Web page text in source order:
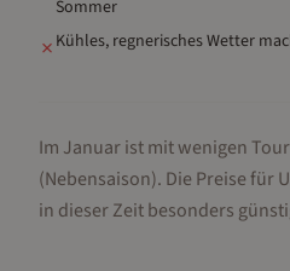
Sommer
✗ Kühles, regnerisches Wetter
Im Januar ist mit wenigen
(Nebensaison). Die Preise für
in dieser Zeit besonders